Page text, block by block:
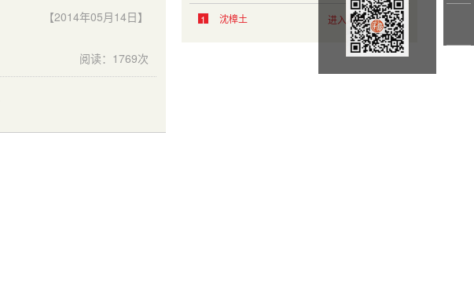
1 沈樟土 进入沈氏
【2014年05月14日】
阅读：1769次